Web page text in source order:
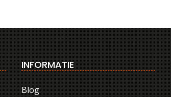
INFORMATIE
Blog